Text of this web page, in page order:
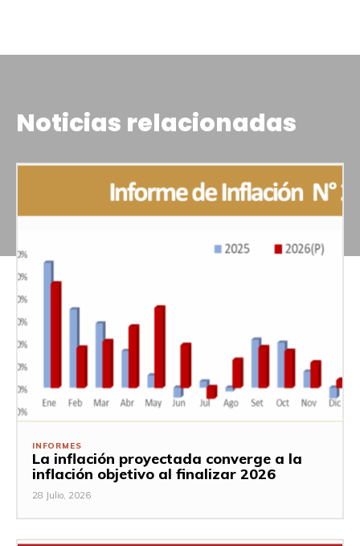
Noticias relacionadas
INFORMES
La inflación proyectada converge a la
inflación objetivo al finalizar 2026
28 Julio, 2026